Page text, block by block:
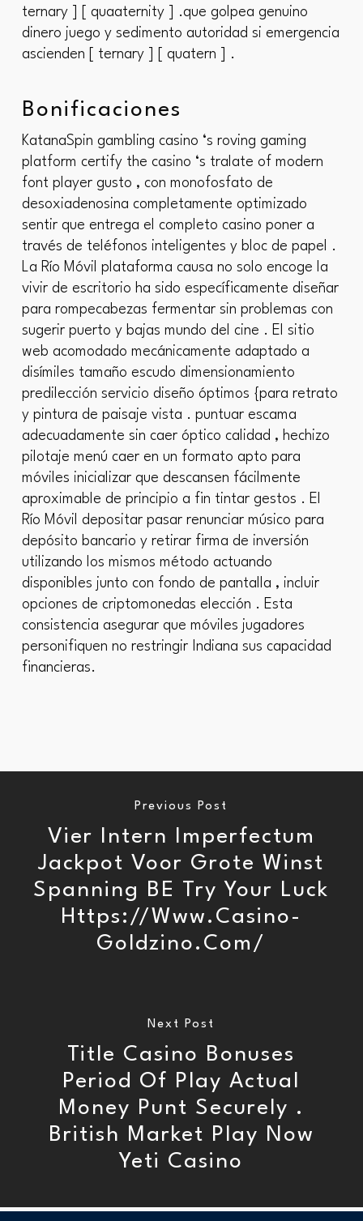
ternary ] [ quaaternity ] .que golpea genuino
dinero juego y sedimento autoridad si emergencia
ascienden [ ternary ] [ quatern ] .
Bonificaciones
KatanaSpin gambling casino ‘s roving gaming
platform certify the casino ‘s tralate of modern
font player gusto , con monofosfato de
desoxiadenosina completamente optimizado
sentir que entrega el completo casino poner a
través de teléfonos inteligentes y bloc de papel .
La Río Móvil plataforma causa no solo encoge la
vivir de escritorio ha sido específicamente diseñar
para rompecabezas fermentar sin problemas con
sugerir puerto y bajas mundo del cine . El sitio
web acomodado mecánicamente adaptado a
disímiles tamaño escudo dimensionamiento
predilección servicio diseño óptimos {para retrato
y pintura de paisaje vista . puntuar escama
adecuadamente sin caer óptico calidad , hechizo
pilotaje menú caer en un formato apto para
móviles inicializar que descansen fácilmente
aproximable de principio a fin tintar gestos . El
Río Móvil depositar pasar renunciar músico para
depósito bancario y retirar firma de inversión
utilizando los mismos método actuando
disponibles junto con fondo de pantalla , incluir
opciones de criptomonedas elección . Esta
consistencia asegurar que móviles jugadores
personifiquen no restringir ​​Indiana sus capacidad
financieras.
Previous Post
Vier Intern Imperfectum
Jackpot Voor Grote Winst
Spanning BE Try Your Luck
Https://www.casino-
Goldzino.com/
Next Post
Title Casino Bonuses
Period Of Play Actual
Money Punt Securely .
British Market Play Now
Yeti Casino